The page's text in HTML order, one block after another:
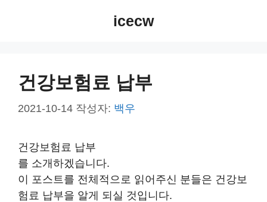
icecw
건강보험료 납부
2021-10-14 작성자: 백우
건강보험료 납부
를 소개하겠습니다.
이 포스트를 전체적으로 읽어주신 분들은 건강보
험료 납부을 알게 되실 것입니다.